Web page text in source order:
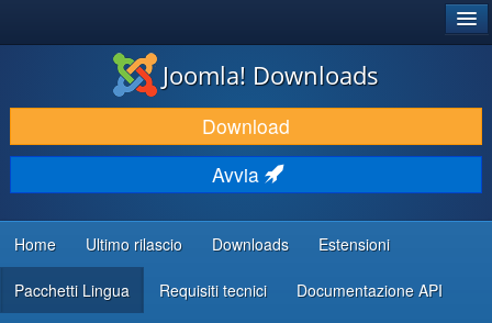
SCARICA & ESTENDI
SCOPRI & IMPARA
COMUNITÀ & SUPPORTO
RISORSE PER SVILUPPATORI
Joomla! Downloads
Download
Avvia
Home Ultimo rilascio Downloads Estensioni
Pacchetti Lingua Requisiti tecnici Documentazione API